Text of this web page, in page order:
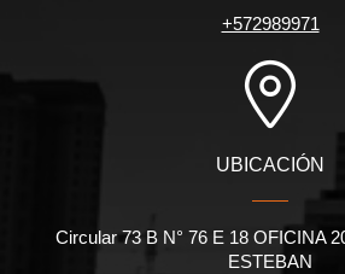
+572989971
UBICACIÓN
Circular 73 B N° 76 E 18 OFICINA
ESTEBAN